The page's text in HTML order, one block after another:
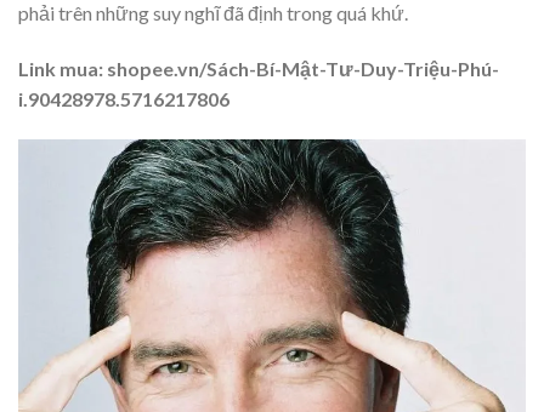
phải trên những suy nghĩ đã định trong quá khứ.
Link mua: shopee.vn/Sách-Bí-Mật-Tư-Duy-Triệu-Phú-
i.90428978.5716217806